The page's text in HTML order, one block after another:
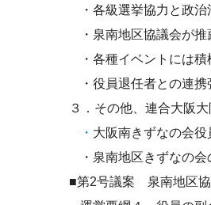
・各級選挙協力と政
・泉南地区協議会が
・各種イベントには
・役員退任者との連携
３．その他、連合大阪
・ 大阪南きずなの会
・泉南地区きずなの
■第2号議案 泉南地区協